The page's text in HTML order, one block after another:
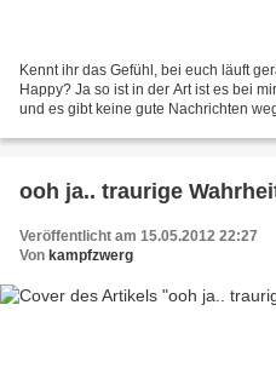
Kennt ihr das Gefühl, bei euch läuft
Happy? Ja so ist in der Art ist es bei
und es gibt keine gute Nachrichten
ooh ja.. traurige
Veröffentlicht am 15.05.2012 22:27
Von kampfzwerg